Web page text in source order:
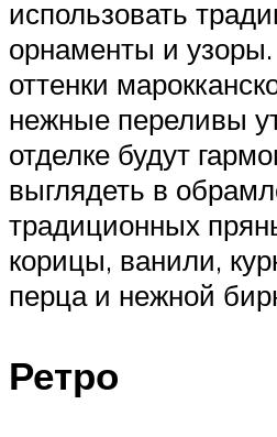
использовать
орнаменты и
оттенки
нежные переливы
отделке будут
выглядеть в
традиционных
корицы, ванили,
перца и нежной
Ретро